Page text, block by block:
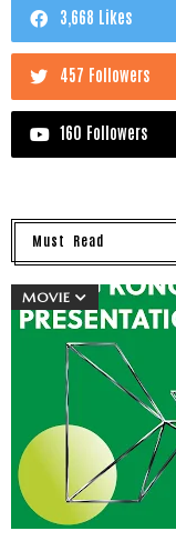
3,668 Likes
457 Followers
160 Followers
Must Read
MOVIE